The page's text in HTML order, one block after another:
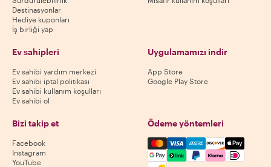
Destinasyonlar
Hediye kuponları
İş birliği yap
Ev sahipleri
Ev sahibi yardım merkezi
Ev sahibi iptal politikası
Ev sahibi kullanım koşulları
Ev sahibi ol
Uygulamamızı indir
App Store
Google Play Store
Bizi takip et
Facebook
Instagram
YouTube
Ödeme yöntemleri
Mastercard, Visa, Amex,